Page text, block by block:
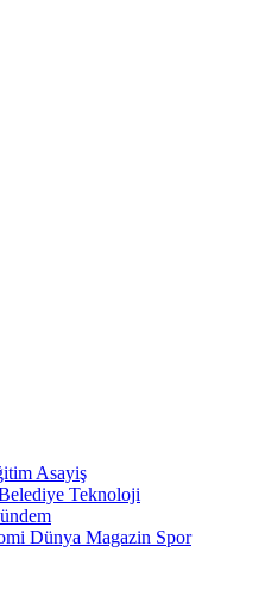
Asayiş
Teknoloji
Dünya Magazin Spor